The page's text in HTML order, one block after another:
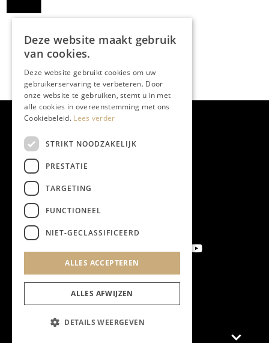
Aanmelden nieuwsbrief
Deze website maakt gebruik
van cookies.
Deze website gebruikt cookies om uw
gebruikerservaring te verbeteren. Door
onze website te gebruiken, stemt u in met
alle cookies in overeenstemming met ons
Cookiebeleid. Lees verder
STRIKT NOODZAKELIJK
PRESTATIE
TARGETING
FUNCTIONEEL
NIET-GECLASSIFICEERD
ALLES ACCEPTEREN
ALLES AFWIJZEN
DETAILS WEERGEVEN